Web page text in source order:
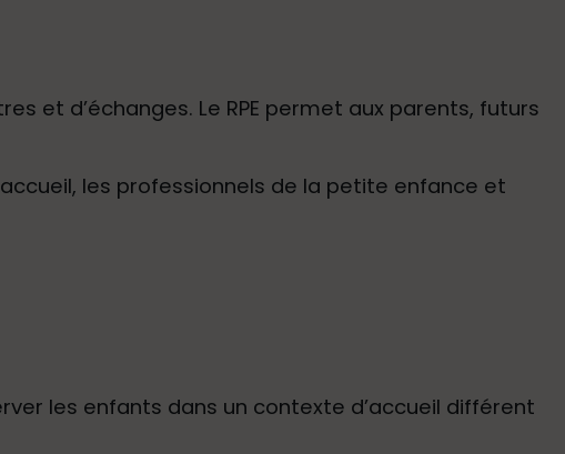
et d’échanges. Le RPE permet aux parents, futurs
les professionnels de la petite enfance et
les enfants dans un contexte d’accueil différent